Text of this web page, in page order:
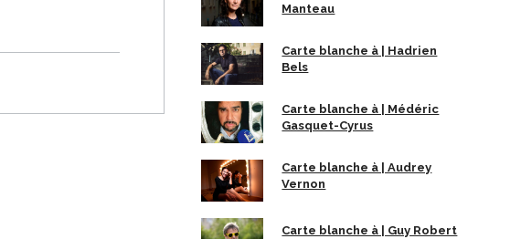
Manteau
Carte blanche à | Hadrien
Bels
Carte blanche à | Médéric
Gasquet-Cyrus
Carte blanche à | Audrey
Vernon
Carte blanche à | Guy Robert